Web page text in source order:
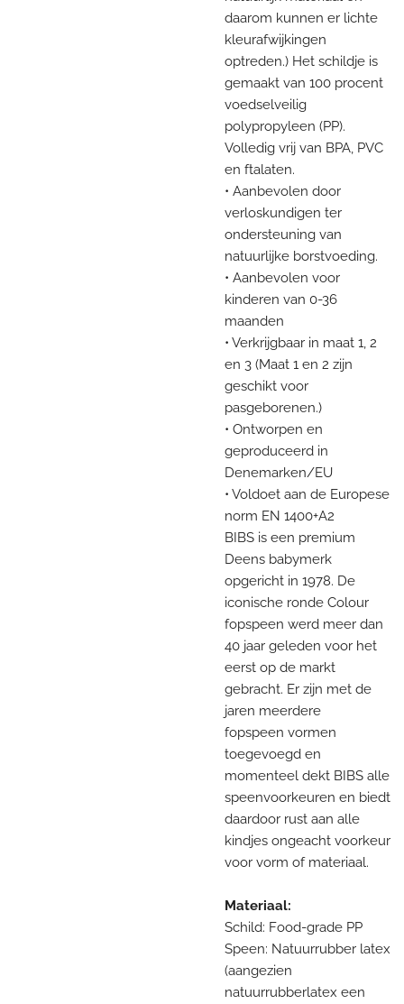
daarom kunnen er lichte
kleurafwijkingen
optreden.) Het schildje is
gemaakt van 100 procent
voedselveilig
polypropyleen (PP).
Volledig vrij van BPA, PVC
en ftalaten.
• Aanbevolen door
verloskundigen ter
ondersteuning van
natuurlijke borstvoeding.
• Aanbevolen voor
kinderen van 0-36
maanden
• Verkrijgbaar in maat 1, 2
en 3 (Maat 1 en 2 zijn
geschikt voor
pasgeborenen.)
• Ontworpen en
geproduceerd in
Denemarken/EU
• Voldoet aan de Europese
norm EN 1400+A2
BIBS is een premium
Deens babymerk
opgericht in 1978. De
iconische ronde Colour
fopspeen werd meer dan
40 jaar geleden voor het
eerst op de markt
gebracht. Er zijn met de
jaren meerdere
fopspeen vormen
toegevoegd en
momenteel dekt BIBS alle
speenvoorkeuren en biedt
daardoor rust aan alle
kindjes ongeacht voorkeur
voor vorm of materiaal.
Materiaal:
Schild: Food-grade PP
Speen: Natuurrubber latex
(aangezien
natuurrubberlatex een